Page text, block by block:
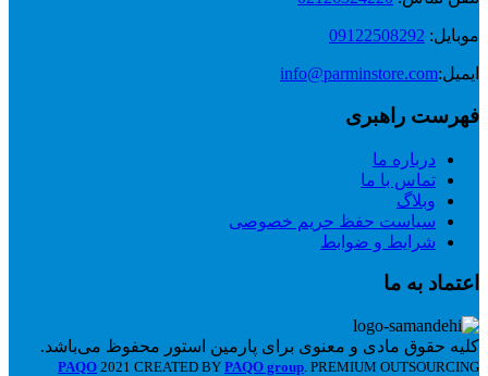
موبایل: 09122508292
ایمیل:info@parminstore.com
فهرست راهبری
درباره ما
تماس با ما
وبلاگ
سیاست حفظ حریم خصوصی
شرایط و ضوابط
اعتماد به ما
کلیه حقوق مادی و معنوی برای پارمین استور محفوظ می‌باشد.
PAQO 2021 CREATED BY PAQO group. PREMIUM OUTSOURCING